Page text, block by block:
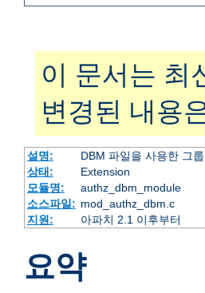
이 문서는 최
변경된 내용
설명:
DBM 파일을 사용한 그
상태:
Extension
모듈명:
authz_dbm_module
소스파일: mod_authz_dbm.c
지원:
아파치 2.1 이후부터
요약